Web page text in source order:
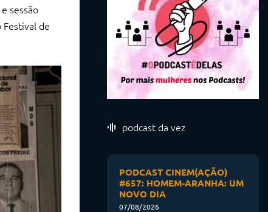
sessão
de
podcast da vez
PODCAST CINEM(AÇÃO)
#657: HOMEM-ARANHA: UM
NOVO DIA
07/08/2026